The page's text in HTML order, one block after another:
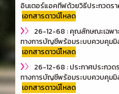
อินเตอร์แอคทีฟด้วยวิธีประกวดร
เอกสารดาวน์โหลด
26-12-68 : คุณลักษณะเฉพ
ทางการบัญชีพร้อมระบบควบคุม
เอกสารดาวน์โหลด
26-12-68 : ประกาศประกว
ทางการบัญชีพร้อมระบบควบคุมมิ
เอกสารดาวน์โหลด